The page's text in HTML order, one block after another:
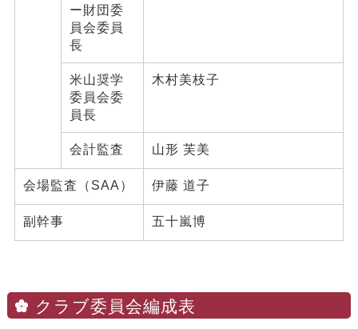
ー財団委
員会委員
長
米山奨学
委員会委
員長
木村美枝子
会計監査 山形 芙美
会場監査（SAA） 伊藤 道子
副幹事 五十嵐博
クラブ委員会編成表